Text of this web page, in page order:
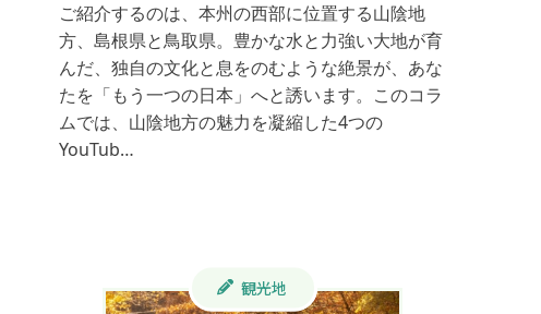
ご紹介するのは、本州の西部に位置する山陰地
方、島根県と鳥取県。豊かな水と力強い大地が育
んだ、独自の文化と息をのむような絶景が、あな
たを「もう一つの日本」へと誘います。このコラ
ムでは、山陰地方の魅力を凝縮した4つの
YouTub…
観光地